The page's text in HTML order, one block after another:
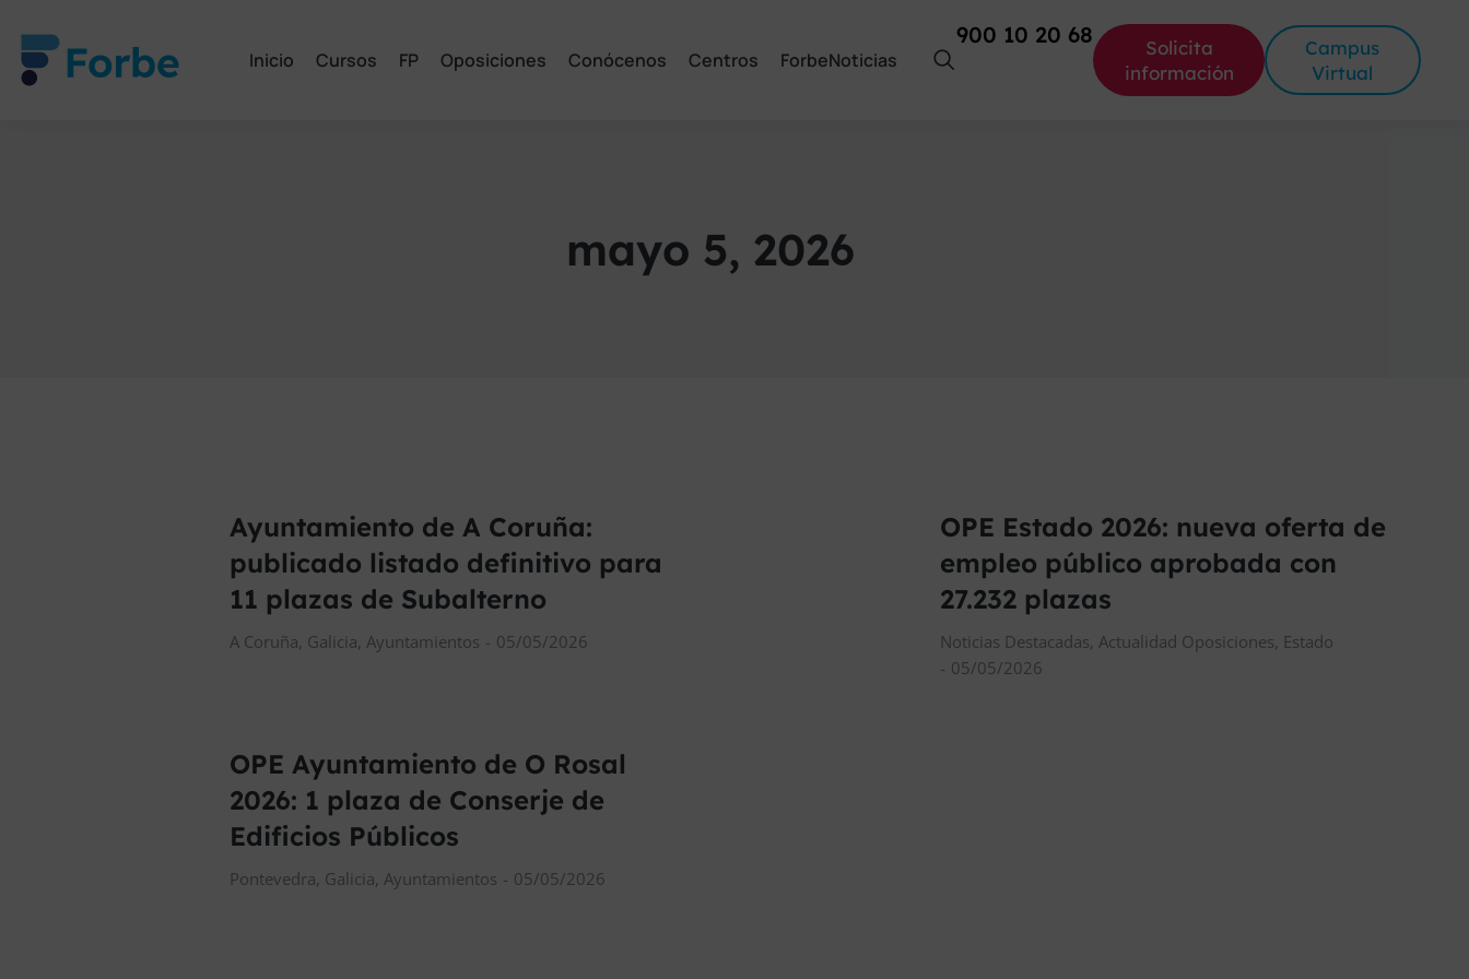
Inicio Cursos FP Oposiciones Conócenos Centros ForbeNoticias
900 10 20 68
Solicita
información
Campus
Virtual
mayo 5, 2026
Ayuntamiento de A Coruña:
publicado listado definitivo para
11 plazas de Subalterno
A Coruña, Galicia, Ayuntamientos 05/05/2026
OPE Estado 2026: nueva oferta de
empleo público aprobada con
27.232 plazas
Noticias Destacadas, Actualidad Oposiciones, Estado
05/05/2026
OPE Ayuntamiento de O Rosal
2026: 1 plaza de Conserje de
Edificios Públicos
Pontevedra, Galicia, Ayuntamientos 05/05/2026